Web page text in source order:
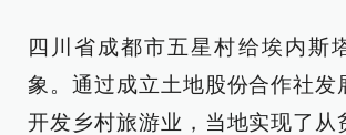
四川省成都市五星村给埃内斯
象。通过成立土地股份合作社发
开发乡村旅游业，当地实现了从